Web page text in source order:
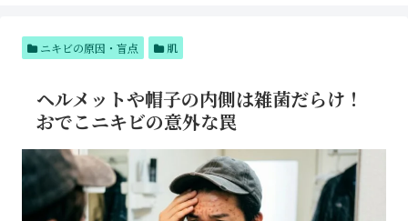
人気
アイ
テム
肌へ
ニキビの原因・盲点 肌
ヘルメットや帽子の内側は雑菌だらけ！
おでこニキビの意外な罠